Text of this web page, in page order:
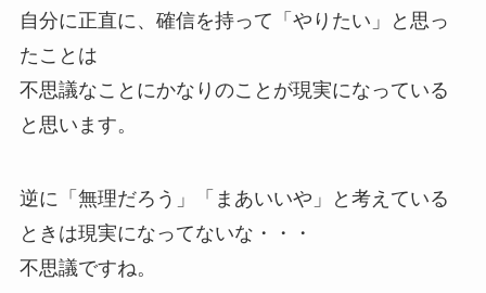
自分に正直に、確信を持って「やりたい」と思っ
たことは
不思議なことにかなりのことが現実になっている
と思います。
逆に「無理だろう」「まあいいや」と考えている
ときは現実になってないな・・・
不思議ですね。